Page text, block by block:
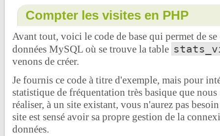
Compter les visites en PHP
Avant tout, voici le code de base qui permet de se
données MySQL où se trouve la table
venons de créer.
Je fournis ce code à titre d'exemple, mais pour
statistique de fréquentation très basique que nous
réaliser, à un site existant, vous n'aurez pas
site est sensé avoir sa propre gestion de la
données.